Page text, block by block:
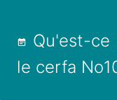
Qu'est-ce
le cerfa